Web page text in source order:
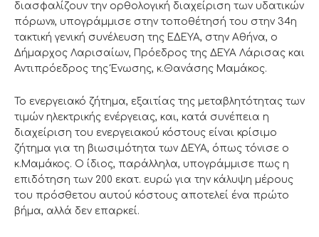
διασφαλίζουν την ορθολογική διαχείριση των υδατικών
πόρων», υπογράμμισε στην τοποθέτησή του στην 34η
τακτική γενική συνέλευση της ΕΔΕΥΑ, στην Αθήνα, ο
Δήμαρχος Λαρισαίων, Πρόεδρος της ΔΕΥΑ Λάρισας και
Αντιπρόεδρος της Ένωσης, κ.Θανάσης Μαμάκος.
Το ενεργειακό ζήτημα, εξαιτίας της μεταβλητότητας των
τιμών ηλεκτρικής ενέργειας, και, κατά συνέπεια η
διαχείριση του ενεργειακού κόστους είναι κρίσιμο
ζήτημα για τη βιωσιμότητα των ΔΕΥΑ, όπως τόνισε ο
κ.Μαμάκος. Ο ίδιος, παράλληλα, υπογράμμισε πως η
επιδότηση των 200 εκατ. ευρώ για την κάλυψη μέρους
του πρόσθετου αυτού κόστους αποτελεί ένα πρώτο
βήμα, αλλά δεν επαρκεί.